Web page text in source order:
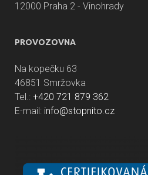
12000 Praha 2 - Vinohrady
PROVOZOVNA
Na kopečku 63
46851 Smržovka
Tel.: +420 721 879 362
E-mail: info@stopnito.cz